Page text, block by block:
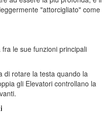
"attorcigliato" come
le sue funzioni principali
di rotare la testa quando la
gli Elevatori controllano la